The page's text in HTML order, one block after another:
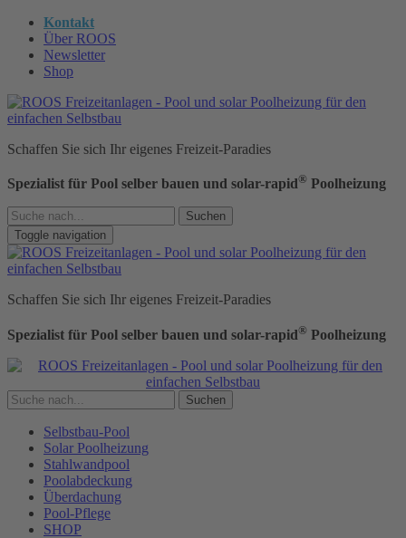
Kontakt
Über ROOS
Newsletter
Shop
Schaffen Sie sich Ihr eigenes Freizeit-Paradies
Spezialist für Pool selber bauen und solar-rapid® Poolheizung
Suchen
Toggle navigation
Schaffen Sie sich Ihr eigenes Freizeit-Paradies
Spezialist für Pool selber bauen und solar-rapid® Poolheizung
Suchen
Selbstbau-Pool
Solar Poolheizung
Stahlwandpool
Poolabdeckung
Überdachung
Pool-Pflege
SHOP